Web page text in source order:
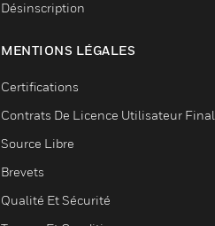
Désinscription
MENTIONS LÉGALES
Certifications
Contrats De Licence Utilisateur Final
Source Libre
Brevets
Qualité Et Sécurité